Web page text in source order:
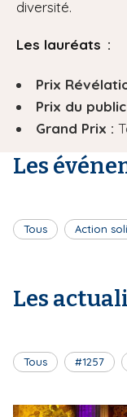
diversité.
Les lauréats :
Prix
Prix du
Grand Prix :
Les
Tous Action
Les
Tous #1257